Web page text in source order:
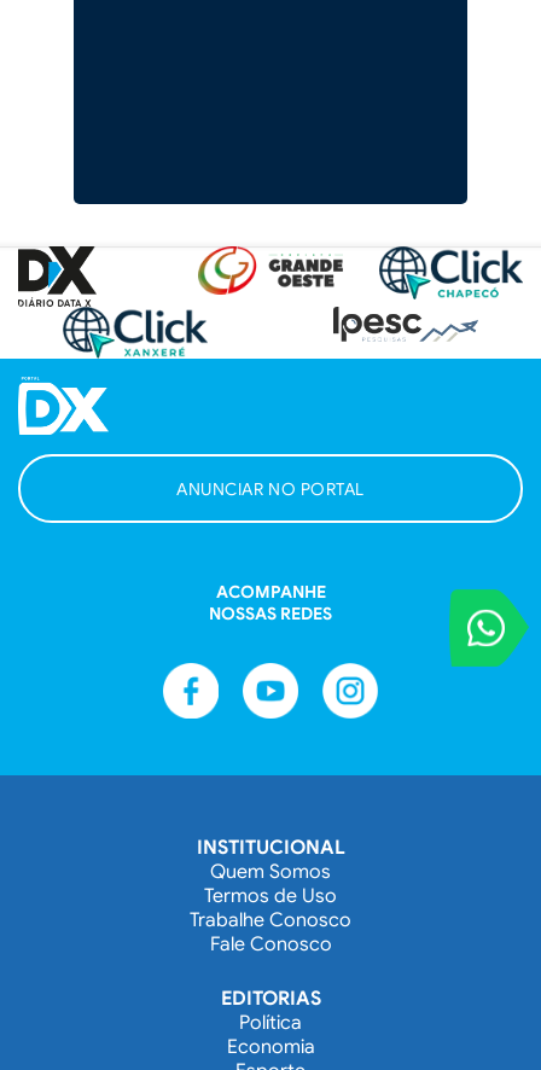
VOCÊ
Entre em
ANUNCIAR NO PORTAL
ACOMPANHE
NOSSAS REDES
INSTITUCIONAL
Quem Somos
Termos de Uso
Trabalhe Conosco
Fale Conosco
EDITORIAS
Política
Economia